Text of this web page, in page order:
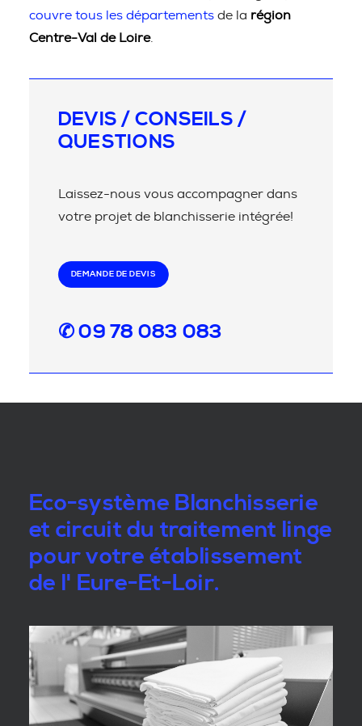
couvre tous les départements de la région
Centre-Val de Loire.
DEVIS / CONSEILS /
QUESTIONS
Laissez-nous vous accompagner dans
votre projet de blanchisserie intégrée!
DEMANDE DE DEVIS
✆ 09 78 083 083
Eco-système Blanchisserie
et circuit du traitement linge
pour votre établissement
de l' Eure-Et-Loir.